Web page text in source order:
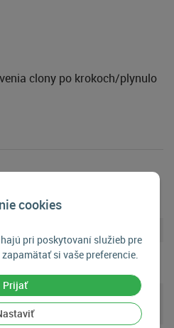
cookies
pri poskytovaní služieb pre
si vaše preferencie.
Prijať
clony po krokoch/plynulo
stabilizátor obrazu